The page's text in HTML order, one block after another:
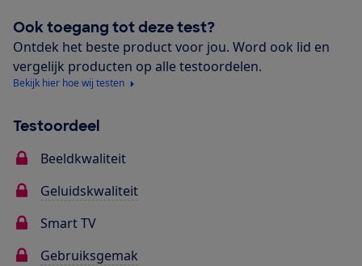
Ook toegang tot deze test?
Ontdek het beste product voor jou. Word ook lid en
vergelijk producten op alle testoordelen.
Bekijk hier hoe wij testen
Testoordeel
Beeldkwaliteit
Geluidskwaliteit
Smart TV
Gebruiksgemak